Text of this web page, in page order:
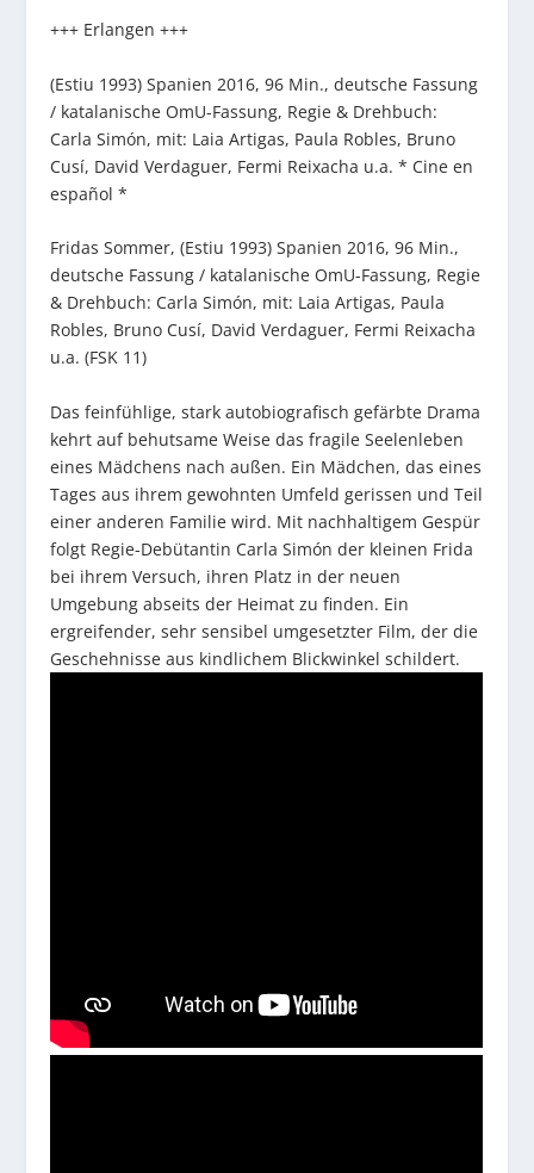
+++ Erlangen +++
(Estiu 1993) Spanien 2016, 96 Min., deutsche Fassung
/ katalanische OmU-Fassung, Regie & Drehbuch:
Carla Simón, mit: Laia Artigas, Paula Robles, Bruno
Cusí, David Verdaguer, Fermi Reixacha u.a. * Cine en
español *
Fridas Sommer, (Estiu 1993) Spanien 2016, 96 Min.,
deutsche Fassung / katalanische OmU-Fassung, Regie
& Drehbuch: Carla Simón, mit: Laia Artigas, Paula
Robles, Bruno Cusí, David Verdaguer, Fermi Reixacha
u.a. (FSK 11)
Das feinfühlige, stark autobiografisch gefärbte Drama
kehrt auf behutsame Weise das fragile Seelenleben
eines Mädchens nach außen. Ein Mädchen, das eines
Tages aus ihrem gewohnten Umfeld gerissen und Teil
einer anderen Familie wird. Mit nachhaltigem Gespür
folgt Regie-Debütantin Carla Simón der kleinen Frida
bei ihrem Versuch, ihren Platz in der neuen
Umgebung abseits der Heimat zu finden. Ein
ergreifender, sehr sensibel umgesetzter Film, der die
Geschehnisse aus kindlichem Blickwinkel schildert.